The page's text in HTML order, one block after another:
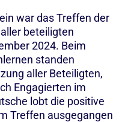
war das Treffen der
beteiligten
2024. Beim
standen
aller Beteiligten,
Engagierten im
lobt die positive
Treffen ausgegangen